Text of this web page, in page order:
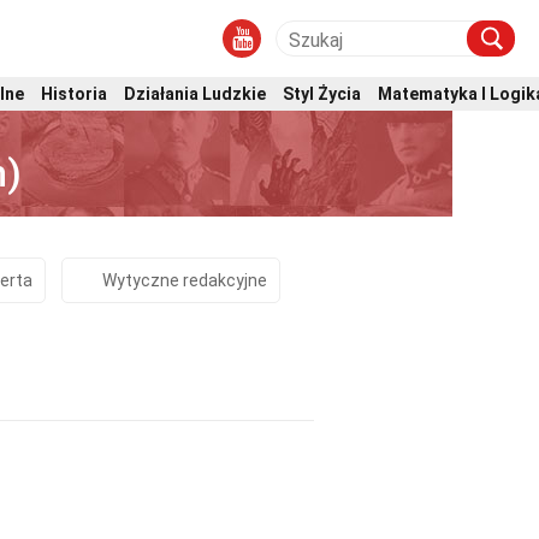
Historia Działania Ludzkie Styl Życia Matematyka I
Wytyczne redakcyjne